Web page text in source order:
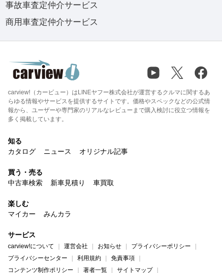
事故車査定仲介サービス
商用車査定仲介サービス
carview!（カービュー）はLINEヤフー株式会社が運営するクルマに関するあ
らゆる情報やサービスを提供するサイトです。価格やスペックなどの公式情
報から、ユーザーや専門家のリアルなレビューまで購入検討に役立つ情報を
多く掲載しています。
知る
カタログ
ニュース オリジナル記事
買う・売る
中古車検索
新車見積り 車買取
楽しむ
マイカー
みんカラ
サービス
carview!について 運営会社 お知らせ
プライバシーポリシー
プライバシーセンター
利用規約
免責事項
コンテンツ制作ポリシー
著者一覧 サイトマップ